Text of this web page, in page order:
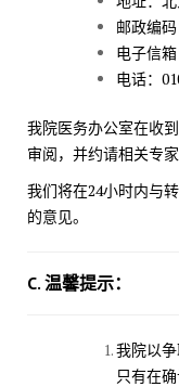
邮政编码
电子信
电话：
我院医务办公室在收
审阅，并约请相关专
我们将在24小时内与
的意见。
C. 温馨提示：
我院以
只有在